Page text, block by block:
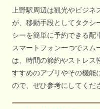
上野駅周辺は観光やビジ
が、移動手段としてタクシ
シーを簡単に予約できる配
スマートフォン一つでスム
は、時間の節約やストレス
すすめのアプリやその機能
ので、ぜひ参考にしてくだ